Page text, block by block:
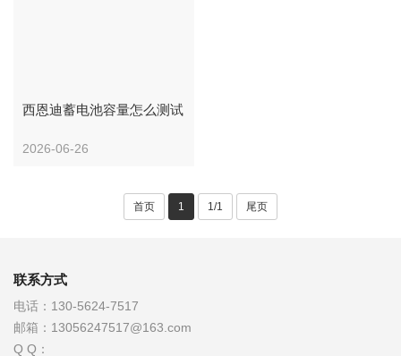
西恩迪蓄电池容量怎么测试
2026-06-26
首页 1 1/1 尾页
联系方式
电话： 130-5624-7517
邮箱： 13056247517@163.com
Q Q：